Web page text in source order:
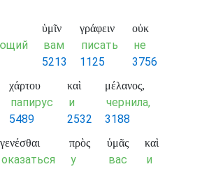
ὑμῖν
вам
5213
γράφειν
писать
1125
οὐκ
не
3756
χάρτου
папирус
5489
καὶ
и
2532
μέλανος,
чернила,
3188
γενέσθαι
оказаться
πρὸς
у
ὑμᾶς
вас
καὶ
и